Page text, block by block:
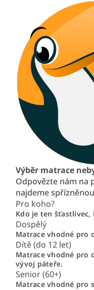
Výběr matrace
Odpovězte nám na
najdeme
Pro koho?
Kdo je ten šťastlivec,
Dospělý
Matrace vhodné pro
Dítě (do 12 let)
Matrace vhodné pro
vývoj páteře.
Senior (60+)
Matrace vhodné pro